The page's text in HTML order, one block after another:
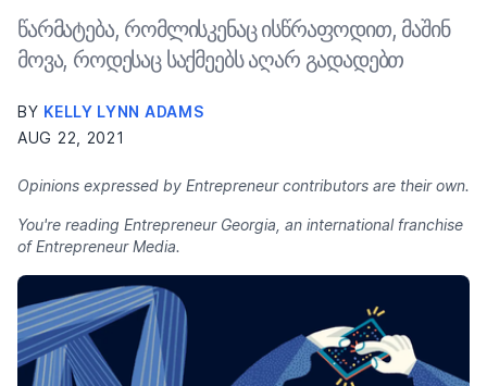
წარმატება, რომლისკენაც ისწრაფოდით, მაშინ
მოვა, როდესაც საქმეებს აღარ გადადებთ
BY KELLY LYNN ADAMS
AUG 22, 2021
Opinions expressed by Entrepreneur contributors are their own.
You're reading Entrepreneur Georgia, an international franchise
of Entrepreneur Media.